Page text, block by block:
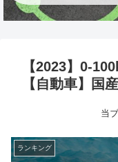
【2023】0-
【自動車】国
当
ランキング